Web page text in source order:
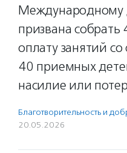
Международному
призвана
оплату занятий
40 приемных
насилие или
Благотвори­тель­ность и
20.05.2026